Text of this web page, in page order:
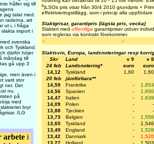
håller sig till
jag talat med.
raderna, att
ut i, i fråga
import i
svenska
och Tyskland.
därför höjer
måndag till
gå upp 3
men även i
varit stor
ner. Det
nu.
på
med
bryr
/LG
arbete i
b)LSOs pris visar från 30/4 2010 grundpris +
effektivieringstillägg, som i princip alla uppfödare
Slaktgrisar, garantipris (lägsta pris, vecka)
Slakteri med offentliga garantipriser utöver
som regleras via kontrakt förekommer.
-
-
Slaktsvin, Europa, landsnoteringar resp
Skr
Land v 9
v 8
24 feb
Landsnotering* euro
euro
14,12
Tyskland 1,60
1,60
20 feb
jämförbara**
14,59
Frankrike -
1,653
14,56
Spanien -
1,650
14,47
Italien -
1,639
14,09
Polen -
-
13,88
Tjeckien -
-
13,73
Belgien -
1,556
13,65
Tyskland -
1,546
13,49
England -
1,528
13,42
Danmark -
1,520